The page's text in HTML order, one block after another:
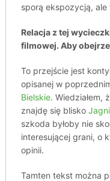
sporą ekspozycją,
Relacja z tej
filmowej. Aby
To przejście jest
opisanej w
Bielskie. Wiedziałem,
znajdę się blisko
szkoda byłoby nie
interesującej grani, o
opinii.
Tamten tekst można